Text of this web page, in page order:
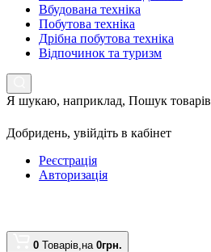
Вбудована техніка
Побутова техніка
Дрібна побутова техніка
Відпочинок та туризм
Я шукаю, наприклад, Пошук товарів
Добридень, увійдіть в кабінет
Реєстрація
Авторизація
0 Товарів,на 0грн.